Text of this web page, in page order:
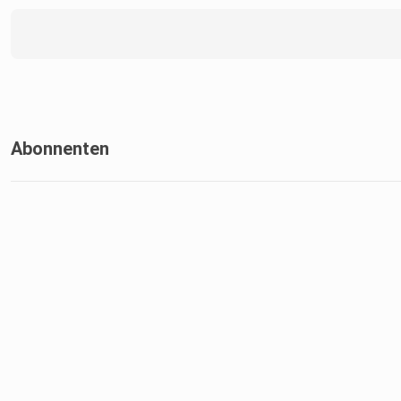
Abonnenten